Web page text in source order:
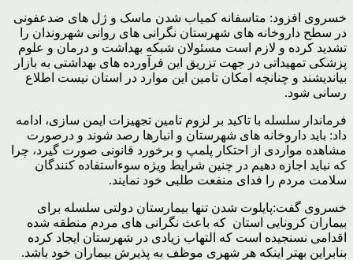
خسروی افزود: متاسفانه کمیاب شدن ماسک و ژل های ضدعفونی
در سطح داروخانه های شهرستان نگرانی های روانی شهروندان را
تشدید کرده و لازم است مسئولان شبکه بهداشت و درمان و علوم
پزشکی تمهیداتی در جهت تزریق این فرآورده های بهداشتی به بازار
بیاندیشند و چنانچه امکان تامین این موارد در استان نیست اطلاع
رسانی شود.
فرماندار سلسله با تاکید بر لزوم تامین تجهیزات ایمن سازی، ادامه
داد: باید داروخانه های شهرستان و انبارها رصد شوند و درصورت
مشاهده مواردی از احتکار پلمپ و برخورد قانونی صورت گیرد، چرا
که نباید اجازه دهیم در چنین شرایط ویژه سوءاستفاده کنندگان
سلامت مردم را فدای منفعت طلبی خود نمایند.
خسروی گفت:پایلوت شدن تنها بیمارستان دولتی سلسله برای
بیماران کرونایی استان که باعث نگرانی های مردم منطقه شده
اقدامی نسنجیده است که التهاب زیادی در شهرستان ایجاد کرده
بنابراین بهتر اینکه هر شهری موظف به پذیرش بیماران خود باشد.